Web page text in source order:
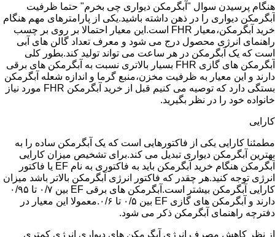
هنگام پرسیدن سوال "آبگرمکن دیواری چی بخرم" حتما ظرفیت
آبگرمکن دیواری را در ذهن داشته باشید.یکی از پارامترهای مهم هنگام
خرید آبگرمکن،معیار FHR است.این معیار احتمالا بر روی بر چسب
راهنمای انرژی محصول درج می شود و معرف تعداد گالن های آبی
است که یک آبگرمکن در هر ساعت می تواند تولید کند.بطور کلی
آبگرمکن های گازی FHR بسیار بالاتری نسبت به آبگرمکن های برقی
دارند و این معیار به ظرفیت مخزن،منبع گرما و اندازه شعله آبگرمکن
بستگی دارد که توصیه می کنیم قبل از خرید آبگرمکن FHR مورد نیاز
خانواده خود را در نظر بگیرید.
کارایی
مطمئنا کارایی یکی از فاکتورهایی است که یک آبگرمکن ساده را به
بهترین آبگرمکن دیواری تبدیل می کند.برای تشخیص میزان کارایی
آبگرمکن هنگام خرید آبگرمکن باید به فاکتوری به نام EF یا فاکتور
انرژی توجه کنید.هر چقدر که فاکتور انرژی آبگرمکن بالاتر باشد میزان
کارایی آبگرمکن بیشتر است.آبگرمکن های برقی EF بین ۰/۷ تا ۰/۹۵
دارند و آبگرمکن های گازی EF بین ۰/۵ تا ۰/۶.معمولا این معیار در
دفترچه راهنمای آبگرمکن ذکر می شود.
از نظر کاهش مصرف انرژی آبگرمکن های دیواری انرژی کمتری